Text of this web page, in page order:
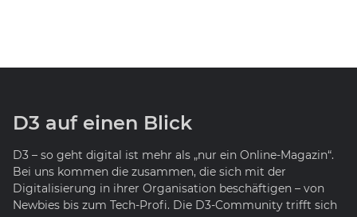
D3 auf einen Blick
D3 – so geht digital ist mehr als „nur ein Online-Magazin“.
Bei uns kommen die zusammen, die sich mit der
Digitalisierung in ihrer Organisation beschäftigen – von
Newbies bis zum Tech-Profi. Die D3-Community trifft sich